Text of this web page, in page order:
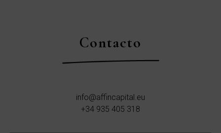
Contacto
info@affincapital.eu
+34 935 405 318